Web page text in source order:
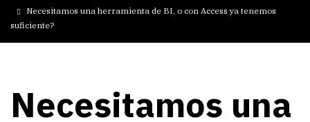
Necesitamos una herramienta de BI, o con Access ya tenemos
suficiente?
Necesitamos una